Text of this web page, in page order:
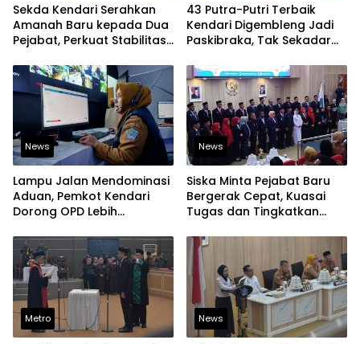
Sekda Kendari Serahkan
Amanah Baru kepada Dua
Pejabat, Perkuat Stabilitas
43 Putra-Putri Terbaik
Kendari Digembleng Jadi
Paskibraka, Tak Sekadar
News
Lampu Jalan Mendominasi
Aduan, Pemkot Kendari
Dorong OPD Lebih
Laporan Warga
News
Siska Minta Pejabat Baru
Bergerak Cepat, Kuasai
Tugas dan Tingkatkan
Metro News